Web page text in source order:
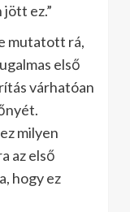
ez.”
mutatott rá,
első
várhatóan
milyen
az első
hogy ez